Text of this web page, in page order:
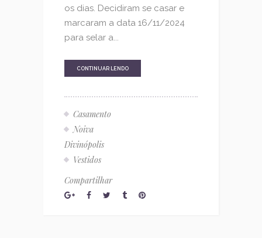
os dias. Decidiram se casar e
marcaram a data 16/11/2024
para selar a...
CONTINUAR LENDO
Casamento
Noiva
Divinópolis
Vestidos
Compartilhar